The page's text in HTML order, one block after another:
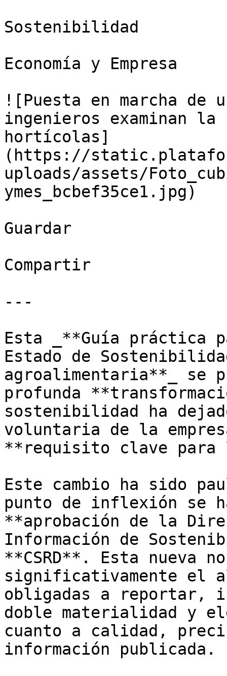
Sostenibilidad
Economía y Empresa
![Puesta en marcha de
ingenieros examinan
hortícolas]
(https://
uploads/assets/
ymes_bcbef35ce1.jpg)
Guardar
Compartir
---
Esta _**Guía práctica
Estado de
agroalimentaria**_ se
profunda
sostenibilidad ha
voluntaria de la
**requisito clave
Este cambio ha sido
punto de inflexión se
**aprobación de la
Información de
**CSRD**. Esta nueva
significativamente el
obligadas a reportar,
doble materialidad y
cuanto a calidad,
información publicada.